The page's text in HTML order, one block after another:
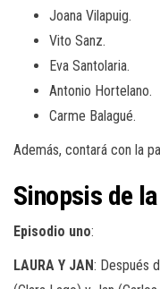
Joana Vilapuig.
Vito Sanz.
Eva Santolaria.
Antonio Hortelano.
Carme Balagué.
Además, contará con la
Sinopsis de
Episodio uno:
LAURA Y JAN: Después